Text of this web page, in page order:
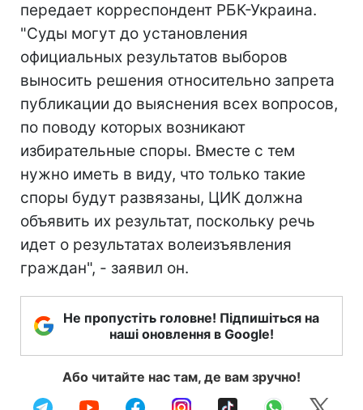
передает корреспондент РБК-Украина.
"Суды могут до установления
официальных результатов выборов
выносить решения относительно запрета
публикации до выяснения всех вопросов,
по поводу которых возникают
избирательные споры. Вместе с тем
нужно иметь в виду, что только такие
споры будут развязаны, ЦИК должна
объявить их результат, поскольку речь
идет о результатах волеизъявления
граждан", - заявил он.
Не пропустіть головне! Підпишіться на
наші оновлення в Google!
Або читайте нас там, де вам зручно!